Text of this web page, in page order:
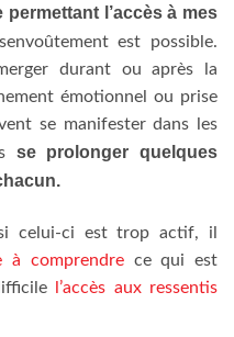
permettant l’accès à mes
est possible.
durant ou après la
émotionnel ou prise
se manifester dans les
se prolonger quelques
celui-ci est trop actif, il
à comprendrece qui est
l’accès aux ressentis